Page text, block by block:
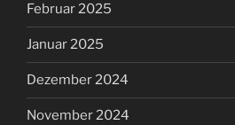
Februar 2025
Januar 2025
Dezember 2024
November 2024